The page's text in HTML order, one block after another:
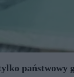
państwowy